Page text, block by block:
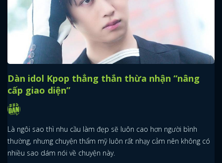
Dàn idol Kpop thẳng thắn thừa nhận “nâng
cấp giao diện”
Là ngôi sao thì nhu cầu làm đẹp sẽ luôn cao hơn người bình
thường, nhưng chuyện thẩm mỹ luôn rất nhạy cảm nên không có
nhiều sao dám nói về chuyện này.